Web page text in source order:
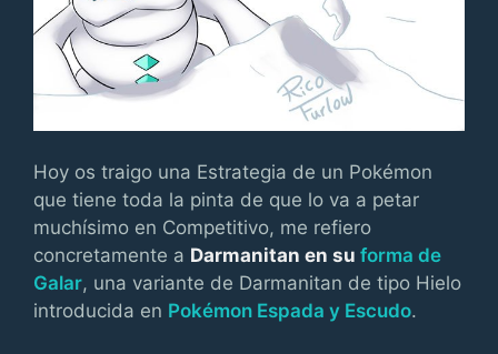
Hoy os traigo una Estrategia de un Pokémon
que tiene toda la pinta de que lo va a petar
muchísimo en Competitivo, me refiero
concretamente a Darmanitan en su forma de
Galar, una variante de Darmanitan de tipo Hielo
introducida en Pokémon Espada y Escudo.